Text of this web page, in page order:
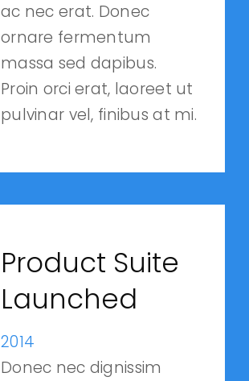
ac nec erat. Donec
ornare fermentum
massa sed dapibus.
Proin orci erat, laoreet ut
pulvinar vel, finibus at mi.
Product Suite
Launched
2014
Donec nec dignissim